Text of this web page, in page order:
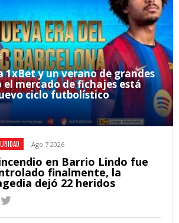
1xBet y un verano de grandes
el mercado de fichajes está
ciclo futbolístico
Ago 7 2026
en Barrio Lindo fue
finalmente, la
dejó 22 heridos